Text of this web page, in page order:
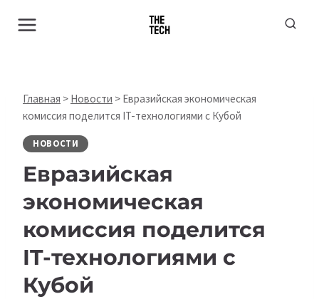
Главная > Новости > Евразийская экономическая
комиссия поделится IT-технологиями с Кубой
НОВОСТИ
Евразийская
экономическая
комиссия поделится
IT-технологиями с
Кубой